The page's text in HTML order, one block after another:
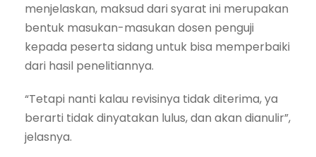
menjelaskan, maksud dari syarat ini merupakan
bentuk masukan-masukan dosen penguji
kepada peserta sidang untuk bisa memperbaiki
dari hasil penelitiannya.
“Tetapi nanti kalau revisinya tidak diterima, ya
berarti tidak dinyatakan lulus, dan akan dianulir”,
jelasnya.